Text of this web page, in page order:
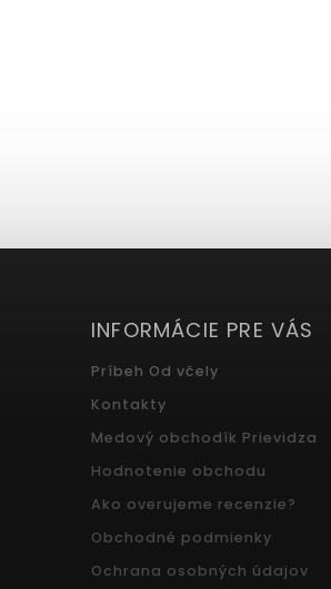
INFORMÁCIE PRE VÁS
Príbeh Od včely
Kontakty
Medový obchodík Prievidza
Hodnotenie obchodu
Ako overujeme recenzie?
Obchodné podmienky
Ochrana osobných údajov